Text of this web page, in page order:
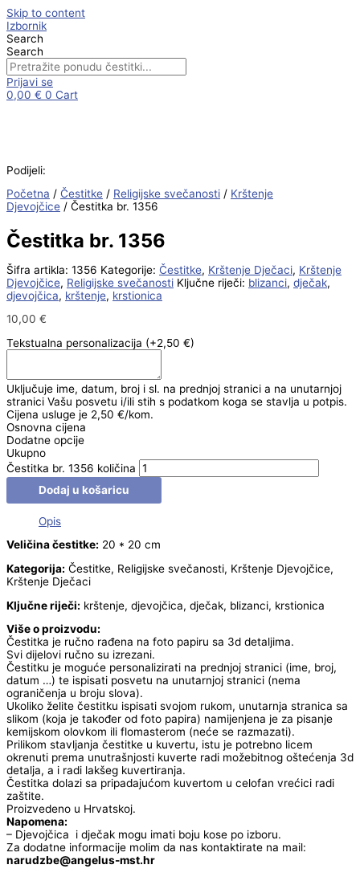
Skip to content
Izbornik
Search
Search
Prijavi se
0,00 € 0 Cart
Podijeli:
Početna / Čestitke / Religijske svečanosti / Krštenje
Djevojčice / Čestitka br. 1356
Čestitka br. 1356
Šifra artikla: 1356 Kategorije: Čestitke, Krštenje Dječaci, Krštenje
Djevojčice, Religijske svečanosti Ključne riječi: blizanci, dječak,
djevojčica, krštenje, krstionica
10,00 €
Tekstualna personalizacija (+2,50 €)
Uključuje ime, datum, broj i sl. na prednjoj stranici a na unutarnjoj
stranici Vašu posvetu i/ili stih s podatkom koga se stavlja u potpis.
Cijena usluge je 2,50 €/kom.
Osnovna cijena
Dodatne opcije
Ukupno
Čestitka br. 1356 količina
Dodaj u košaricu
Opis
Veličina čestitke: 20 * 20 cm
Kategorija: Čestitke, Religijske svečanosti, Krštenje Djevojčice,
Krštenje Dječaci
Ključne riječi: krštenje, djevojčica, dječak, blizanci, krstionica
Više o proizvodu:
Čestitka je ručno rađena na foto papiru sa 3d detaljima.
Svi dijelovi ručno su izrezani.
Čestitku je moguće personalizirati na prednjoj stranici (ime, broj,
datum …) te ispisati posvetu na unutarnjoj stranici (nema
ograničenja u broju slova).
Ukoliko želite čestitku ispisati svojom rukom, unutarnja stranica sa
slikom (koja je također od foto papira) namijenjena je za pisanje
kemijskom olovkom ili flomasterom (neće se razmazati).
Prilikom stavljanja čestitke u kuvertu, istu je potrebno licem
okrenuti prema unutrašnjosti kuverte radi možebitnog oštećenja 3d
detalja, a i radi lakšeg kuvertiranja.
Čestitka dolazi sa pripadajućom kuvertom u celofan vrećici radi
zaštite.
Proizvedeno u Hrvatskoj.
Napomena:
– Djevojčica i dječak mogu imati boju kose po izboru.
Za dodatne informacije molim da nas kontaktirate na mail:
rh.tsm-sulegna
@ebzduran